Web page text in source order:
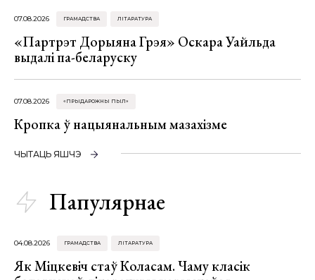
07.08.2026 ГРАМАДСТВА ЛІТАРАТУРА
«Партрэт Дорыяна Грэя» Оскара Уайльда
выдалі па-беларуску
07.08.2026 «ПРЫДАРОЖНЫ ПЫЛ»
Кропка ў нацыянальным мазахізме
ЧЫТАЦЬ ЯШЧЭ
Папулярнае
04.08.2026 ГРАМАДСТВА ЛІТАРАТУРА
Як Міцкевіч стаў Коласам. Чаму класік